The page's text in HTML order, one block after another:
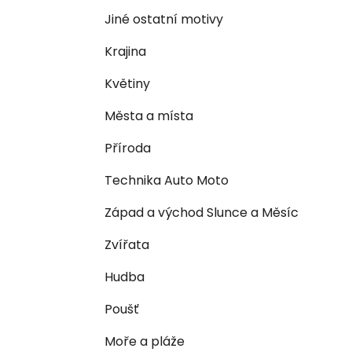
Jiné ostatní motivy
Krajina
Květiny
Města a místa
Příroda
Technika Auto Moto
Západ a východ Slunce a Měsíc
Zvířata
Hudba
Poušť
Moře a pláže